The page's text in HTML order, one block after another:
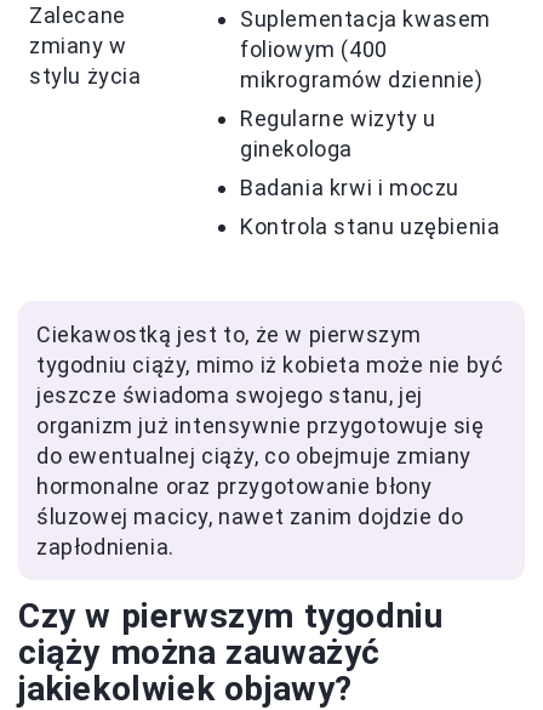
Zalecane
zmiany w
stylu życia
Suplementacja kwasem
foliowym (400
mikrogramów dziennie)
Regularne wizyty u
ginekologa
Badania krwi i moczu
Kontrola stanu uzębienia
Ciekawostką jest to, że w pierwszym
tygodniu ciąży, mimo iż kobieta może nie być
jeszcze świadoma swojego stanu, jej
organizm już intensywnie przygotowuje się
do ewentualnej ciąży, co obejmuje zmiany
hormonalne oraz przygotowanie błony
śluzowej macicy, nawet zanim dojdzie do
zapłodnienia.
Czy w pierwszym tygodniu
ciąży można zauważyć
jakiekolwiek objawy?